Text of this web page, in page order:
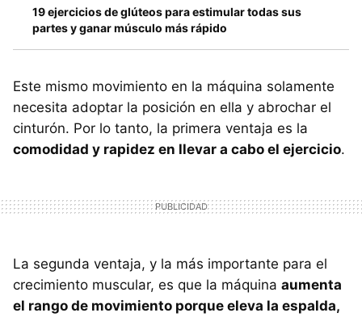
19 ejercicios de glúteos para estimular todas sus
partes y ganar músculo más rápido
Este mismo movimiento en la máquina solamente
necesita adoptar la posición en ella y abrochar el
cinturón. Por lo tanto, la primera ventaja es la
comodidad y rapidez en llevar a cabo el ejercicio.
La segunda ventaja, y la más importante para el
crecimiento muscular, es que la máquina aumenta
el rango de movimiento porque eleva la espalda,